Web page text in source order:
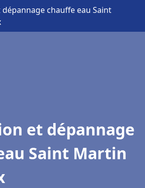
chauffe eau Saint
et dépannage
Saint Martin